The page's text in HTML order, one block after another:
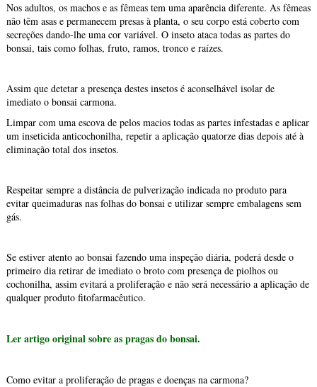
Nos adultos, os machos e as fêmeas tem uma aparência diferente. As fêmeas
não têm asas e permanecem presas à planta, o seu corpo está coberto com
secreções dando-lhe uma cor variável. O inseto ataca todas as partes do
bonsai, tais como folhas, fruto, ramos, tronco e raízes.
Assim que detetar a presença destes insetos é aconselhável isolar de
imediato o bonsai carmona.
Limpar com uma escova de pelos macios todas as partes infestadas e aplicar
um inseticida anticochonilha, repetir a aplicação quatorze dias depois até à
eliminação total dos insetos.
Respeitar sempre a distância de pulverização indicada no produto para
evitar queimaduras nas folhas do bonsai e utilizar sempre embalagens sem
gás.
Se estiver atento ao bonsai fazendo uma inspeção diária, poderá desde o
primeiro dia retirar de imediato o broto com presença de piolhos ou
cochonilha, assim evitará a proliferação e não será necessário a aplicação de
qualquer produto fitofarmacêutico.
Ler artigo original sobre as pragas do bonsai.
Como evitar a proliferação de pragas e doenças na carmona?